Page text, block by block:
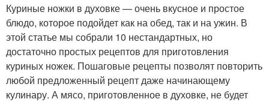
Куриные ножки в духовке — очень вкусное и простое
блюдо, которое подойдет как на обед, так и на ужин. В
этой статье мы собрали 10 нестандартных, но
достаточно простых рецептов для приготовления
куриных ножек. Пошаговые рецепты позволят повторить
любой предложенный рецепт даже начинающему
кулинару. А мясо, приготовленное в духовке, не будет